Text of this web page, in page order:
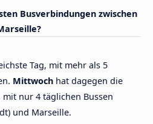
Busverbindungen zwischen
Tag, mit mehr als 5
Mittwoch hat dagegen die
nur 4 täglichen Bussen
und Marseille.